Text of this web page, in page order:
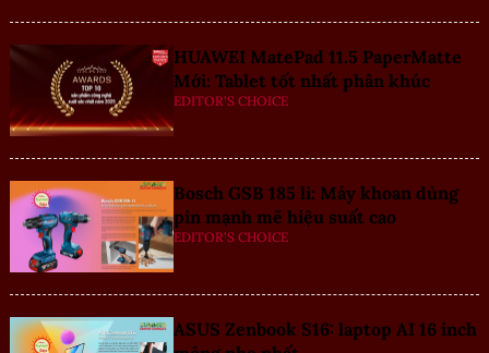
HUAWEI MatePad 11.5 PaperMatte
Mới: Tablet tốt nhất phân khúc
EDITOR'S CHOICE
Bosch GSB 185 li: Máy khoan dùng
pin mạnh mẽ hiệu suất cao
EDITOR'S CHOICE
ASUS Zenbook S16: laptop AI 16 inch